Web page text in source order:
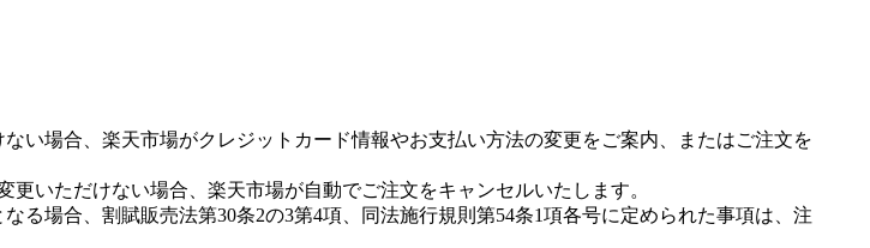
い場合、楽天市場がクレジットカード情報やお支払い方法の変更をご案内、またはご注文を
いただけない場合、楽天市場が自動でご注文をキャンセルいたします。
る場合、割賦販売法第30条2の3第4項、同法施行規則第54条1項各号に定められた事項は、注